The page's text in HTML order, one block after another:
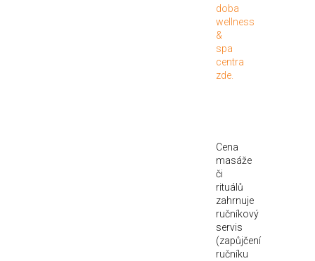
doba
wellness
&
spa
centra
zde.
Cena
masáže
či
rituálů
zahrnuje
ručníkový
servis
(zapůjčení
ručníku